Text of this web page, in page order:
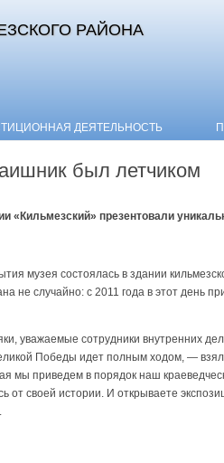
РАЙОНА
Skip to content
ДЕЯТЕЛЬНОСТЬ
был летчиком
«Кильмезский» презентовали
музея состоялась в здании
не случайно: с 2011 года в этот день
уважаемые сотрудники внутренних
Победы идет полным ходом, — взял
мы приведем в порядок наш
от своей истории. И открываете